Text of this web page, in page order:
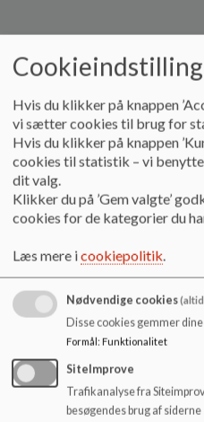
Fuglereden
Fuglereden, Ringvejen 1og Gl
Hadsund.
Hvis du klikker på knappen
vi sætter cookies til brug for
Hvis du klikker på knappen
cookies til statistik – vi
dit valg.
Klikker du på ’Gem valgte’
cookies for de kategorier du
Læs mere icookiepolitik.
Nødvendige cookies
Disse cookies gemmer
Formål: Funktionalitet
SiteImprove
Trafikanalyse fra
besøgendes brug af siderne